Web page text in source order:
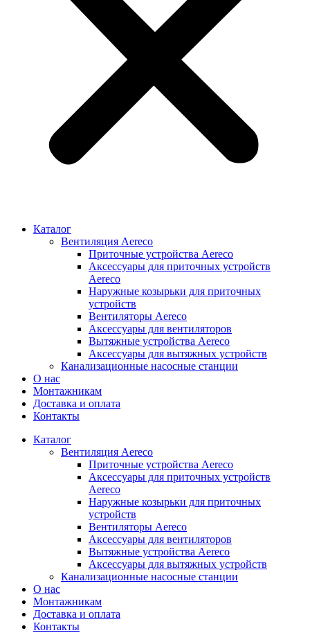
Каталог
Вентиляция Aereco
Приточные устройства Aereco
Аксессуары для приточных устройств
Aereco
Наружные козырьки для приточных
устройств
Вентиляторы Aereco
Аксессуары для вентиляторов
Вытяжные устройства Aereco
Аксессуары для вытяжных устройств
Канализационные насосные станции
О нас
Монтажникам
Доставка и оплата
Контакты
Каталог
Вентиляция Aereco
Приточные устройства Aereco
Аксессуары для приточных устройств
Aereco
Наружные козырьки для приточных
устройств
Вентиляторы Aereco
Аксессуары для вентиляторов
Вытяжные устройства Aereco
Аксессуары для вытяжных устройств
Канализационные насосные станции
О нас
Монтажникам
Доставка и оплата
Контакты